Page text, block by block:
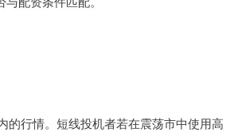
的行情。短线投机者若在震荡市中使用高